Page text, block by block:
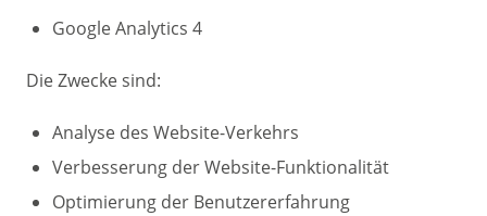
Google Analytics 4
Die Zwecke sind:
Analyse des Website-Verkehrs
Verbesserung der Website-Funktionalität
Optimierung der Benutzererfahrung